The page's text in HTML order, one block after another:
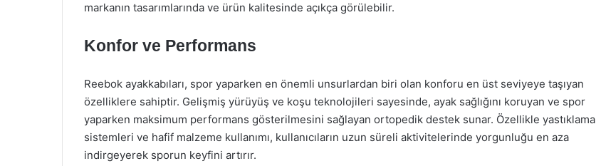
markanın tasarımlarında ve ürün kalitesinde açıkça görülebilir.
Konfor ve Performans
Reebok ayakkabıları, spor yaparken en önemli unsurlardan biri olan konforu en üst seviyeye taşıyan
özelliklere sahiptir. Gelişmiş yürüyüş ve koşu teknolojileri sayesinde, ayak sağlığını koruyan ve spor
yaparken maksimum performans gösterilmesini sağlayan ortopedik destek sunar. Özellikle yastıklama
sistemleri ve hafif malzeme kullanımı, kullanıcıların uzun süreli aktivitelerinde yorgunluğu en aza
indirgeyerek sporun keyfini artırır.